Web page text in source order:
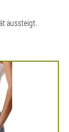
aussteigt.